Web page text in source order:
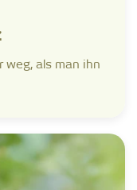
weg, als man ihn